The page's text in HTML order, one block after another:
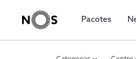
Pacotes